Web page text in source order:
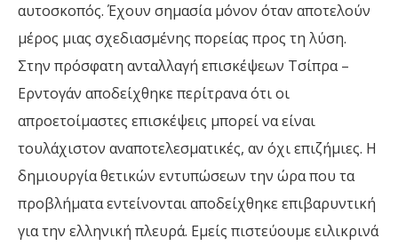
αυτοσκοπός. Έχουν σημασία μόνον όταν αποτελούν
μέρος μιας σχεδιασμένης πορείας προς τη λύση.
Στην πρόσφατη ανταλλαγή επισκέψεων Τσίπρα –
Ερντογάν αποδείχθηκε περίτρανα ότι οι
απροετοίμαστες επισκέψεις μπορεί να είναι
τουλάχιστον αναποτελεσματικές, αν όχι επιζήμιες. Η
δημιουργία θετικών εντυπώσεων την ώρα που τα
προβλήματα εντείνονται αποδείχθηκε επιβαρυντική
για την ελληνική πλευρά. Εμείς πιστεύουμε ειλικρινά